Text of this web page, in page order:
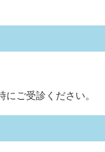
ご受診ください。